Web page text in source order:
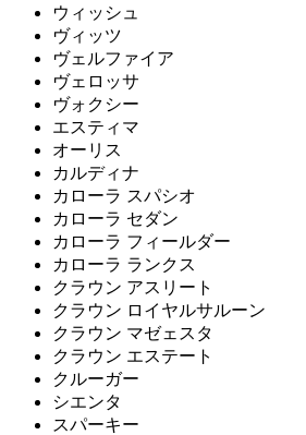
ウィッシュ
ヴィッツ
ヴェルファイア
ヴェロッサ
ヴォクシー
エスティマ
オーリス
カルディナ
カローラ スパシオ
カローラ セダン
カローラ フィールダー
カローラ ランクス
クラウン アスリート
クラウン ロイヤルサルーン
クラウン マゼェスタ
クラウン エステート
クルーガー
シエンタ
スパーキー